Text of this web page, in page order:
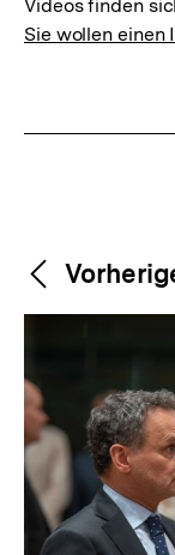
Videos finden
Sie wollen einen
Inhalte
Content-
Navigation